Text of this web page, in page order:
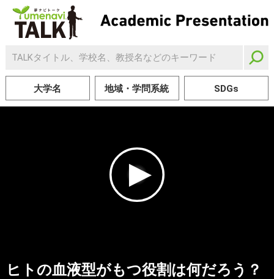
大学名 地域・学問系統 SDGs
ヒトの血液型がもつ役割は何だろう？